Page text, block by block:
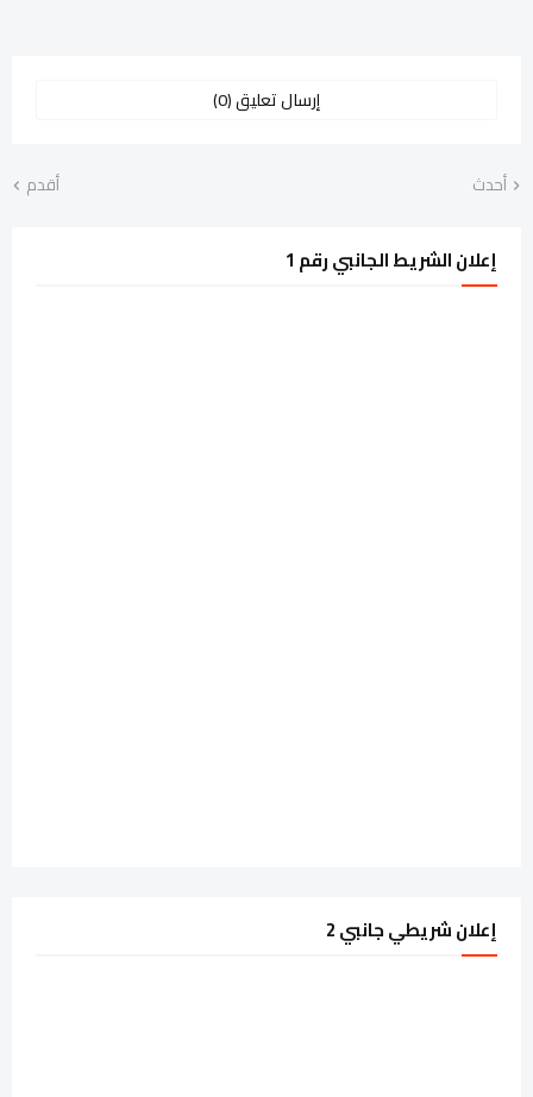
إرسال تعليق (0)
أحدث أقدم
إعلان الشريط الجانبي رقم 1
إعلان شريطي جانبي 2